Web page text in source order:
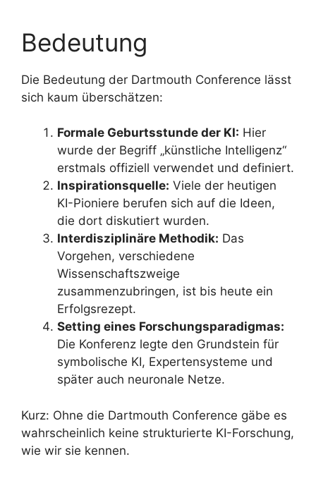
Bedeutung
Die Bedeutung der Dartmouth Conference lässt
sich kaum überschätzen:
Formale Geburtsstunde der KI: Hier
wurde der Begriff „künstliche Intelligenz“
erstmals offiziell verwendet und definiert.
Inspirationsquelle: Viele der heutigen
KI-Pioniere berufen sich auf die Ideen,
die dort diskutiert wurden.
Interdisziplinäre Methodik: Das
Vorgehen, verschiedene
Wissenschaftszweige
zusammenzubringen, ist bis heute ein
Erfolgsrezept.
Setting eines Forschungsparadigmas:
Die Konferenz legte den Grundstein für
symbolische KI, Expertensysteme und
später auch neuronale Netze.
Kurz: Ohne die Dartmouth Conference gäbe es
wahrscheinlich keine strukturierte KI-Forschung,
wie wir sie kennen.